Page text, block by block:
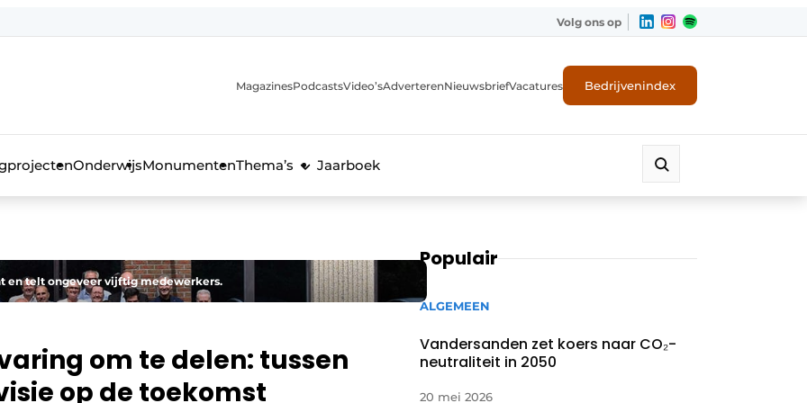
Volg ons op
MagazinesPodcastsVideo’sAdverterenNieuwsbriefVacatures Bedrijvenindex
OnderwijsMonumentenThema’s Jaarboek
en telt ongeveer vijftig medewerkers.
om te delen: tussen
op de toekomst
Populair
ALGEMEEN
Vandersanden zet koers naar CO₂-
neutraliteit in 2050
20 mei 2026